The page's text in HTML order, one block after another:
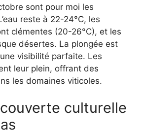
sont pour moi les
reste à 22-24°C, les
clémentes (20-26°C), et les
désertes. La plongée est
visibilité parfaite. Les
leur plein, offrant des
les domaines viticoles.
culturelle